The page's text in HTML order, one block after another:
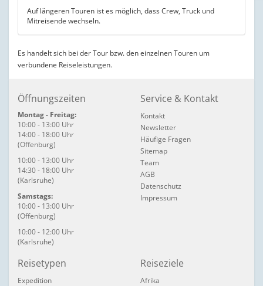
Auf längeren Touren ist es möglich, dass Crew, Truck und
Mitreisende wechseln.
Es handelt sich bei der Tour bzw. den einzelnen Touren um
verbundene Reiseleistungen.
Öffnungszeiten
Montag - Freitag:
10:00 - 13:00 Uhr
14:00 - 18:00 Uhr
(Offenburg)
10:00 - 13:00 Uhr
14:30 - 18:00 Uhr
(Karlsruhe)
Samstags:
10:00 - 13:00 Uhr
(Offenburg)
10:00 - 12:00 Uhr
(Karlsruhe)
Service & Kontakt
Kontakt
Newsletter
Häufige Fragen
Sitemap
Team
AGB
Datenschutz
Impressum
Reisetypen
Expedition
Reiseziele
Afrika